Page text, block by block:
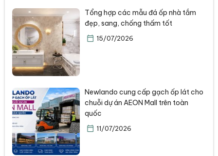
Tổng hợp các mẫu đá ốp nhà tắm
đẹp, sang, chống thấm tốt
15/07/2026
Newlando cung cấp gạch ốp lát cho
chuỗi dự án AEON Mall trên toàn
quốc
11/07/2026